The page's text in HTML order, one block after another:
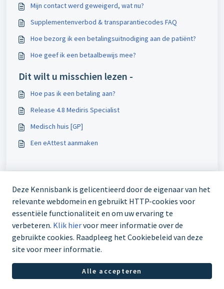
Mijn contact werd geweigerd, wat nu?
Supplementenverbod & transparantiecodes FAQ
Hoe bezorg ik een betalingsuitnodiging aan de patiënt?
Hoe geef ik een betaalbewijs mee?
Dit wilt u misschien lezen -
Hoe pas ik een betaling aan?
Release 4.8 Mediris Specialist
Medisch huis [GP]
Een eAttest aanmaken
03 303 70 67
Helpdesksoftware van Freshdesk Cookiebeleid
Deze Kennisbank is gelicentieerd door de eigenaar van het
relevante webdomein en gebruikt HTTP-cookies voor
essentiële functionaliteit en om uw ervaring te
verbeteren. Klik hiervoor meer informatie over de
gebruikte cookies. Raadpleeg het Cookiebeleid van deze
site voor meer informatie.
Alle accepteren